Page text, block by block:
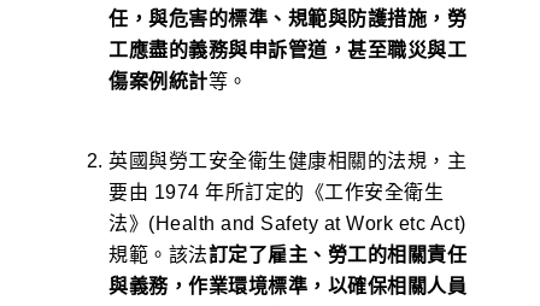
任，與危害的標準、規範與防護措施，勞
工應盡的義務與申訴管道，甚至職災與工
傷案例統計等。
英國與勞工安全衛生健康相關的法規，主
要由 1974 年所訂定的《工作安全衛生
法》(Health and Safety at Work etc Act)
規範。該法訂定了雇主、勞工的相關責任
與義務，作業環境標準，以確保相關人員